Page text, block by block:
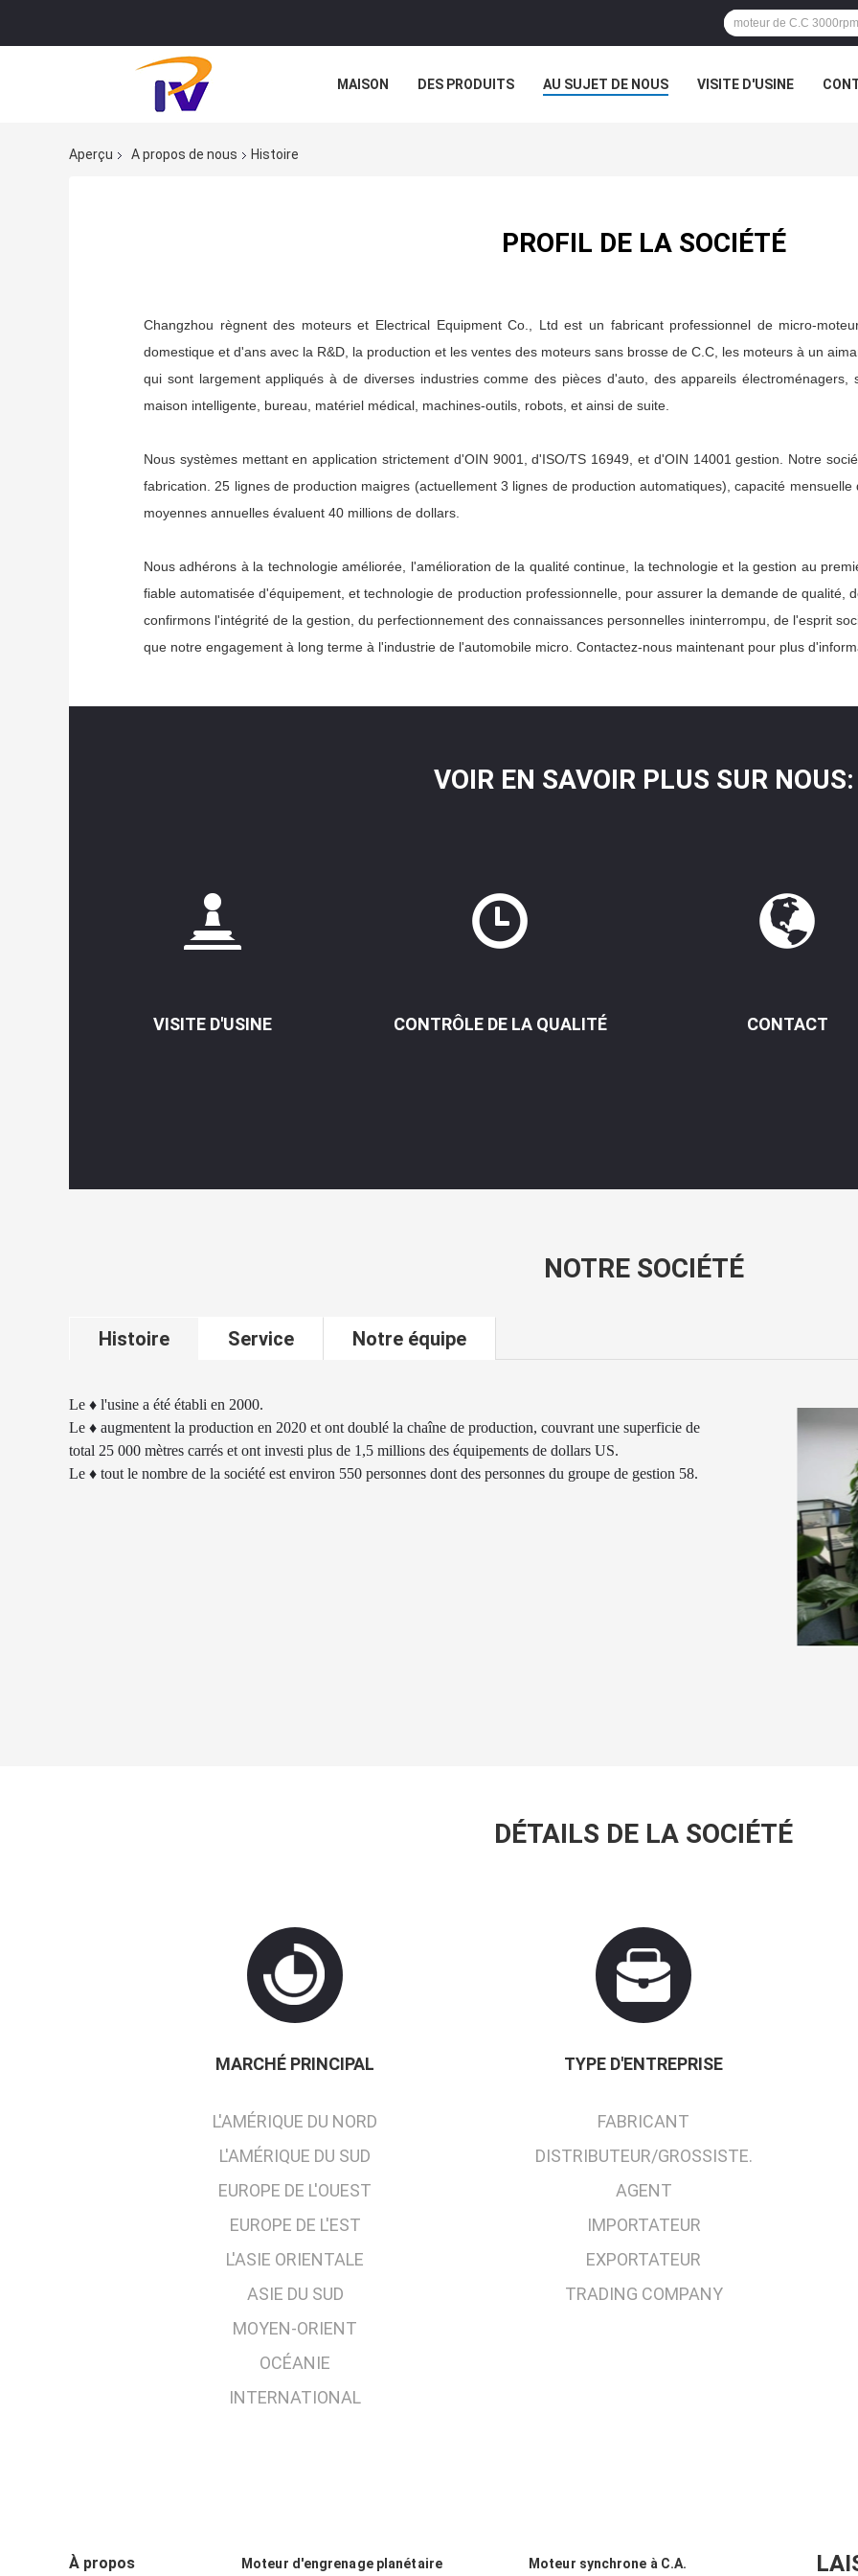
MAISON DES PRODUITS AU SUJET DE NOUS VISITE D'USINE
Aperçu
A propos de nous Histoire
PROFIL DE LA SOCIÉTÉ
Changzhou règnent des moteurs et Electrical Equipment Co., Ltd est un fabricant professionnel de micro-
domestique et d'ans avec la R&D, la production et les ventes des moteurs sans brosse de C.C, les moteurs à un
qui sont largement appliqués à de diverses industries comme des pièces d'auto, des appareils
maison intelligente, bureau, matériel médical, machines-outils, robots, et ainsi de suite.
Nous systèmes mettant en application strictement d'OIN 9001, d'ISO/TS 16949, et d'OIN 14001 gestion. Notre
fabrication. 25 lignes de production maigres (actuellement 3 lignes de production automatiques), capacité
moyennes annuelles évaluent 40 millions de dollars.
Nous adhérons à la technologie améliorée, l'amélioration de la qualité continue, la technologie et la gestion au
fiable automatisée d'équipement, et technologie de production professionnelle, pour assurer la demande de qualité,
confirmons l'intégrité de la gestion, du perfectionnement des connaissances personnelles ininterrompu, de l'esprit
que notre engagement à long terme à l'industrie de l'automobile micro. Contactez-nous maintenant pour plus
VOIR EN SAVOIR PLUS SUR NOUS:
VISITE D'USINE CONTRÔLE DE LA QUALITÉ CONTACT
NOTRE SOCIÉTÉ
Histoire Service Notre équipe
Le ♦ l'usine a été établi en 2000.
Le ♦ augmentent la production en 2020 et ont doublé la chaîne de production, couvrant une superficie de
total 25 000 mètres carrés et ont investi plus de 1,5 millions des équipements de dollars US.
Le ♦ tout le nombre de la société est environ 550 personnes dont des personnes du groupe de gestion 58.
DÉTAILS DE LA SOCIÉTÉ
MARCHÉ PRINCIPAL
L'AMÉRIQUE DU NORD
L'AMÉRIQUE DU SUD
EUROPE DE L'OUEST
EUROPE DE L'EST
L'ASIE ORIENTALE
ASIE DU SUD
MOYEN-ORIENT
OCÉANIE
INTERNATIONAL
TYPE D'ENTREPRISE
FABRICANT
DISTRIBUTEUR/GROSSISTE.
AGENT
IMPORTATEUR
EXPORTATEUR
TRADING COMPANY
À propos Moteur d'engrenage planétaire Moteur synchrone à C.A.